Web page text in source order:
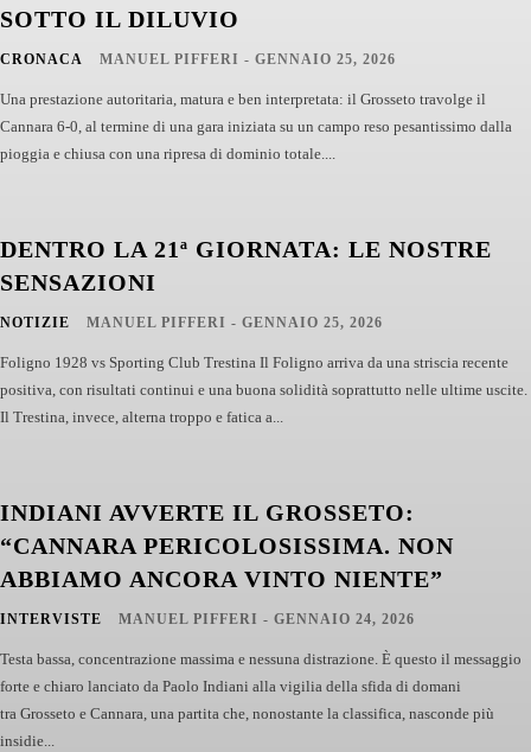
SOTTO IL DILUVIO
CRONACA MANUEL PIFFERI - GENNAIO 25, 2026
Una prestazione autoritaria, matura e ben interpretata: il Grosseto travolge il
Cannara 6-0, al termine di una gara iniziata su un campo reso pesantissimo dalla
pioggia e chiusa con una ripresa di dominio totale....
DENTRO LA 21ª GIORNATA: LE NOSTRE
SENSAZIONI
NOTIZIE MANUEL PIFFERI - GENNAIO 25, 2026
Foligno 1928 vs Sporting Club Trestina Il Foligno arriva da una striscia recente
positiva, con risultati continui e una buona solidità soprattutto nelle ultime uscite.
Il Trestina, invece, alterna troppo e fatica a...
INDIANI AVVERTE IL GROSSETO:
“CANNARA PERICOLOSISSIMA. NON
ABBIAMO ANCORA VINTO NIENTE”
INTERVISTE MANUEL PIFFERI - GENNAIO 24, 2026
Testa bassa, concentrazione massima e nessuna distrazione. È questo il messaggio
forte e chiaro lanciato da Paolo Indiani alla vigilia della sfida di domani
tra Grosseto e Cannara, una partita che, nonostante la classifica, nasconde più
insidie...